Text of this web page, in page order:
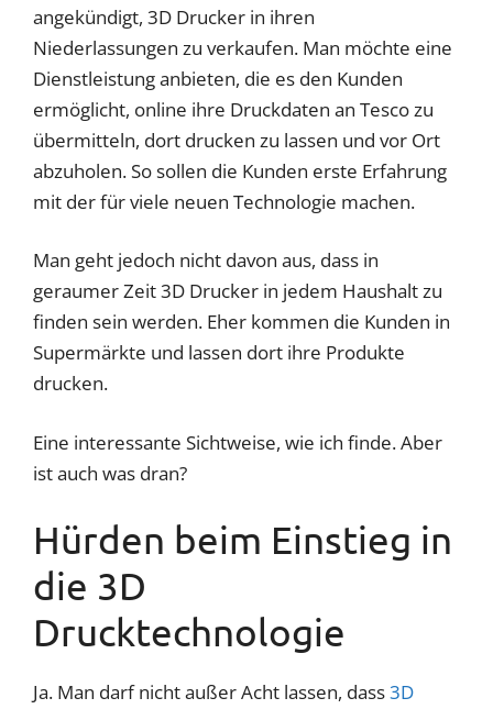
angekündigt, 3D Drucker in ihren
Niederlassungen zu verkaufen. Man möchte eine
Dienstleistung anbieten, die es den Kunden
ermöglicht, online ihre Druckdaten an Tesco zu
übermitteln, dort drucken zu lassen und vor Ort
abzuholen. So sollen die Kunden erste Erfahrung
mit der für viele neuen Technologie machen.
Man geht jedoch nicht davon aus, dass in
geraumer Zeit 3D Drucker in jedem Haushalt zu
finden sein werden. Eher kommen die Kunden in
Supermärkte und lassen dort ihre Produkte
drucken.
Eine interessante Sichtweise, wie ich finde. Aber
ist auch was dran?
Hürden beim Einstieg in
die 3D
Drucktechnologie
Ja. Man darf nicht außer Acht lassen, dass3D